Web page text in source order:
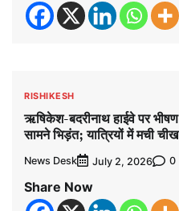
RISHIKESH
ऋषिकेश-बदरीनाथ हाईवे पर
सामने भिड़ंत; यात्रियों में मची
News Desk July 2, 2026 0
Share Now